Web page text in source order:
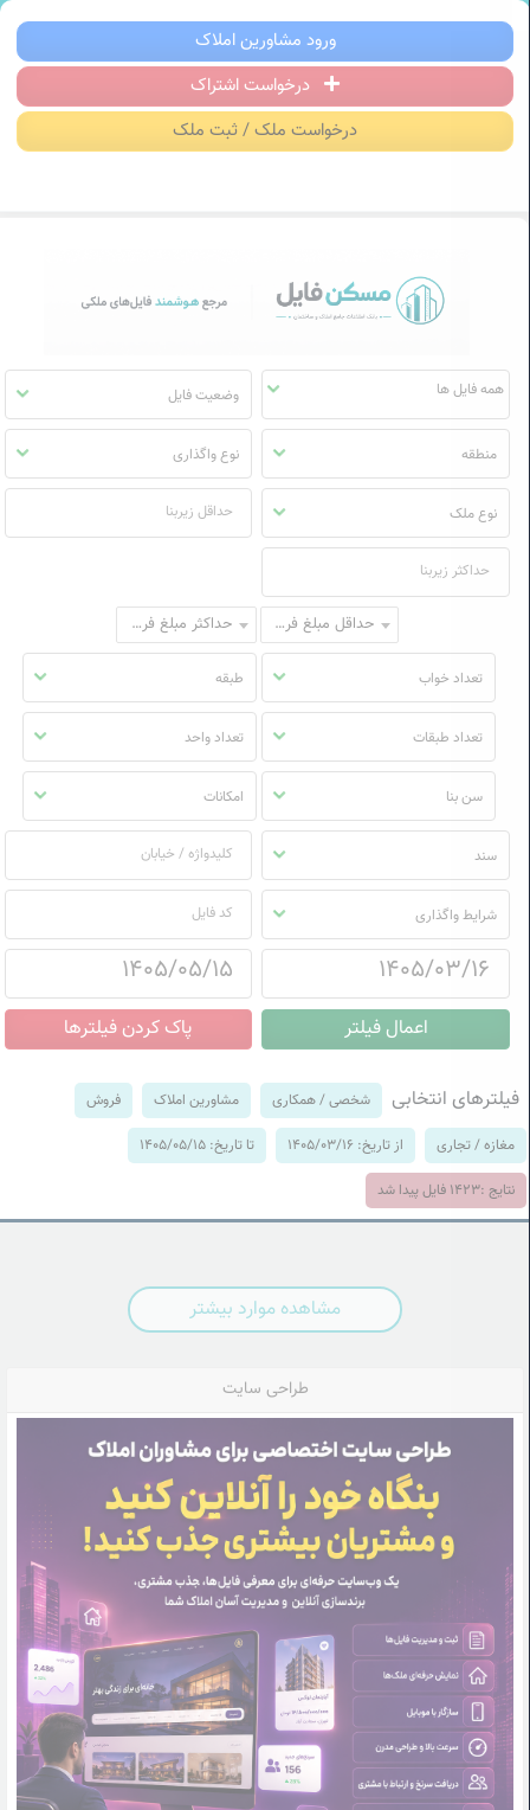
مسکن فایل | خرید، فروش، رهن و اجاره
ورود مشاورین املاک
درخواست اشتراک
درخواست ملک / ثبت ملک
مسکن
فایل
وضعیت فایل
منطقه نوع واگذاری
نوع ملک
حداقل مبلغ فروش حداکثر مبلغ فروش
تعداد خواب طبقه
تعداد طبقات تعداد واحد
سن بنا امکانات
سند
شرایط واگذاری
فیلترهای انتخابی شخصی / همکاری مشاورین املاک فروش
مغازه / تجاری از تاریخ: 1405/03/16 تا تاریخ: 1405/05/15
نتایج :1423 فایل پیدا شد
مشاهده موارد بیشتر
طراحی سایت